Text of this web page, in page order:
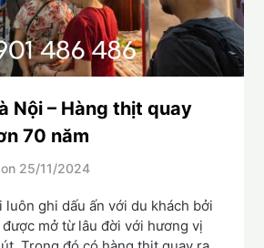
Nội – Hàng thịt quay
70 năm
25/11/2024
luôn ghi dấu ấn với du khách bởi
mở từ lâu đời với hương vị